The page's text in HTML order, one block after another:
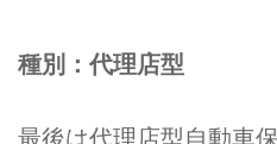
種別：代理店型
最後は代理店型自動車